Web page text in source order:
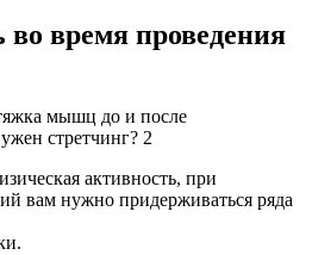
время проведения
активность, при
вам нужно придерживаться ряда